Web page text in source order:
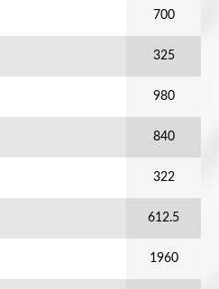
700
325
980
840
322
612.5
1960